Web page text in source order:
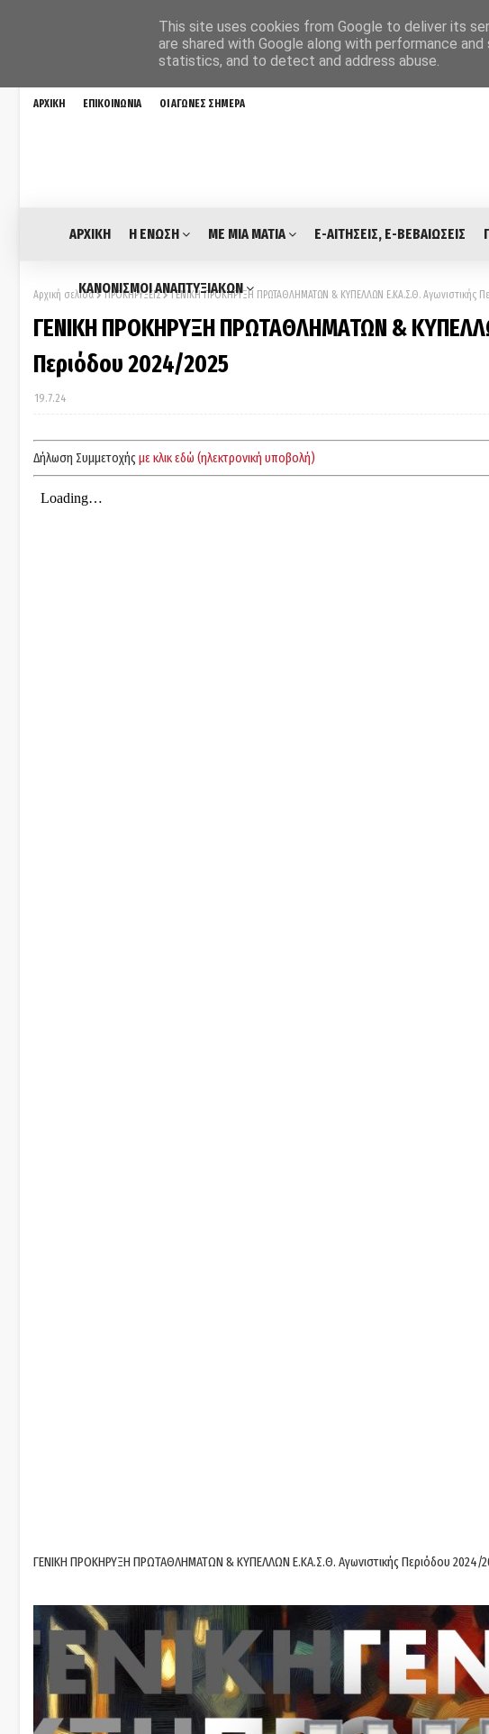
ΑΡΧΙΚΗ ΕΠΙΚΟΙΝΩΝΙΑ ΟΙ ΑΓΩΝΕΣ ΣΗΜΕΡΑ
ΑΡΧΙΚΗ Η ΕΝΩΣΗ ΜΕ ΜΙΑ ΜΑΤΙΑ E-ΑΙΤΗΣΕΙΣ, E-ΒΕΒΑΙΩΣΕΙΣ
ΚΑΝΟΝΙΣΜΟΙ ΑΝΑΠΤΥΞΙΑΚΩΝ
Αρχική σελίδα ΠΡΟΚΗΡΥΞΕΙΣ ΓΕΝΙΚΗ ΠΡΟΚΗΡΥΞΗ ΠΡΩΤΑΘΛΗΜΑΤΩΝ & ΚΥΠΕΛΛΩΝ Ε.ΚΑ.Σ.Θ. Αγωνιστικής
ΓΕΝΙΚΗ ΠΡΟΚΗΡΥΞΗ ΠΡΩΤΑΘΛΗΜΑΤΩΝ &
Περιόδου 2024/2025
19.7.24
Δήλωση Συμμετοχής με κλικ εδώ (ηλεκτρονική υποβολή)
ΓΕΝΙΚΗ ΠΡΟΚΗΡΥΞΗ ΠΡΩΤΑΘΛΗΜΑΤΩΝ & ΚΥΠΕΛΛΩΝ Ε.ΚΑ.Σ.Θ. Αγωνιστικής Περιόδου 2024/
This site uses cookies from Google to deliver its
are shared with Google along with performance
statistics, and to detect and address abuse.